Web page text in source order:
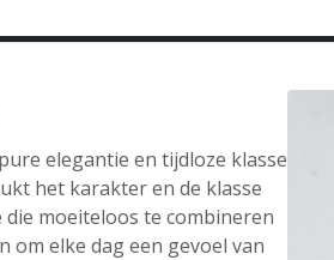
elegantie en tijdloze klasse
het karakter en de klasse
die moeiteloos te combineren
om elke dag een gevoel van